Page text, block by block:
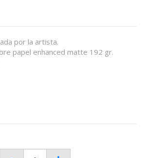
por la artista.
papel enhanced matte 192 gr.